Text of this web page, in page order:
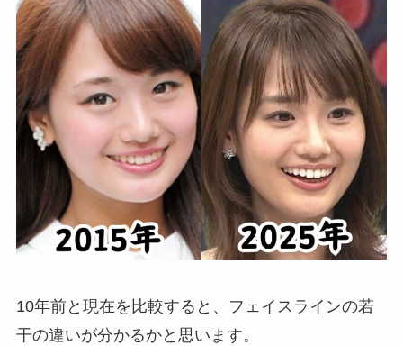
10年前と現在を比較すると、フェイスラインの若
干の違いが分かるかと思います。